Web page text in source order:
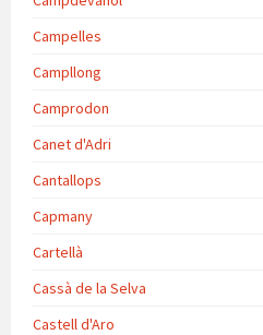
Campelles
Campllong
Camprodon
Canet d'Adri
Cantallops
Capmany
Cartellà
Cassà de la Selva
Castell d'Aro